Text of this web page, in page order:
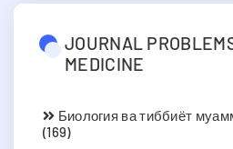
JOURNAL
MEDICINE
Биология ва тиббиёт
(169)